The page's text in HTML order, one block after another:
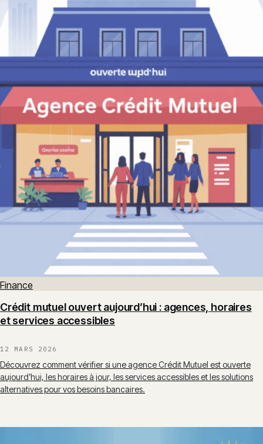
Finance
Crédit mutuel ouvert aujourd’hui : agences, horaires
et services accessibles
12 MARS 2026
Découvrez comment vérifier si une agence Crédit Mutuel est ouverte
aujourd’hui, les horaires à jour, les services accessibles et les solutions
alternatives pour vos besoins bancaires.